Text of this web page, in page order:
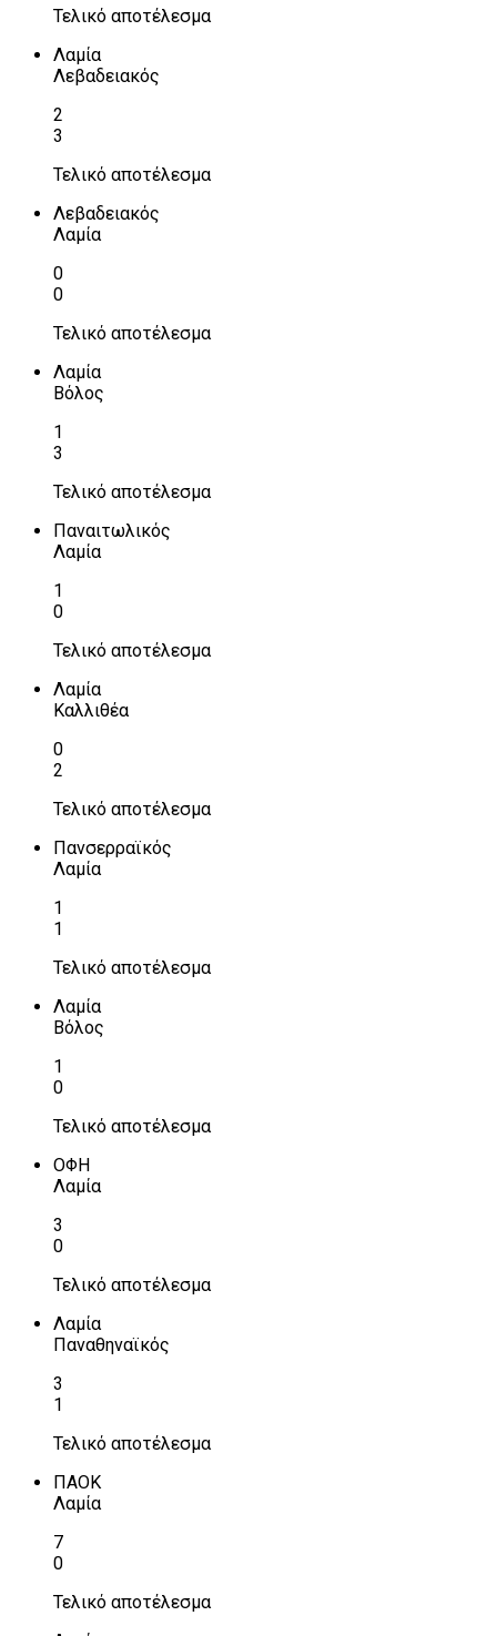
Τελικό αποτέλεσμα
Λαμία
Λεβαδειακός
2
3
Τελικό αποτέλεσμα
Λεβαδειακός
Λαμία
0
0
Τελικό αποτέλεσμα
Λαμία
Βόλος
1
3
Τελικό αποτέλεσμα
Παναιτωλικός
Λαμία
1
0
Τελικό αποτέλεσμα
Λαμία
Καλλιθέα
0
2
Τελικό αποτέλεσμα
Πανσερραϊκός
Λαμία
1
1
Τελικό αποτέλεσμα
Λαμία
Βόλος
1
0
Τελικό αποτέλεσμα
ΟΦΗ
Λαμία
3
0
Τελικό αποτέλεσμα
Λαμία
Παναθηναϊκός
3
1
Τελικό αποτέλεσμα
ΠΑΟΚ
Λαμία
7
0
Τελικό αποτέλεσμα